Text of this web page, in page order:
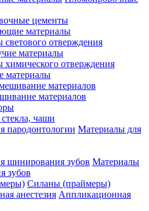
цементы
материалы
отверждения
материалы
химического отверждения
материалы
материалов
чаши
Материалы для
Материалы
зубов
Силаны (праймеры)
Аппликационная